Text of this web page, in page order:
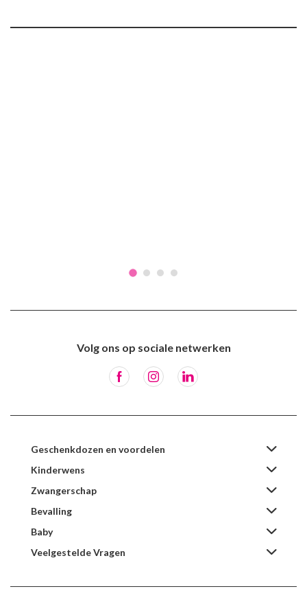
Volg ons op sociale netwerken
Geschenkdozen en voordelen
Kinderwens
Zwangerschap
Bevalling
Baby
Veelgestelde Vragen